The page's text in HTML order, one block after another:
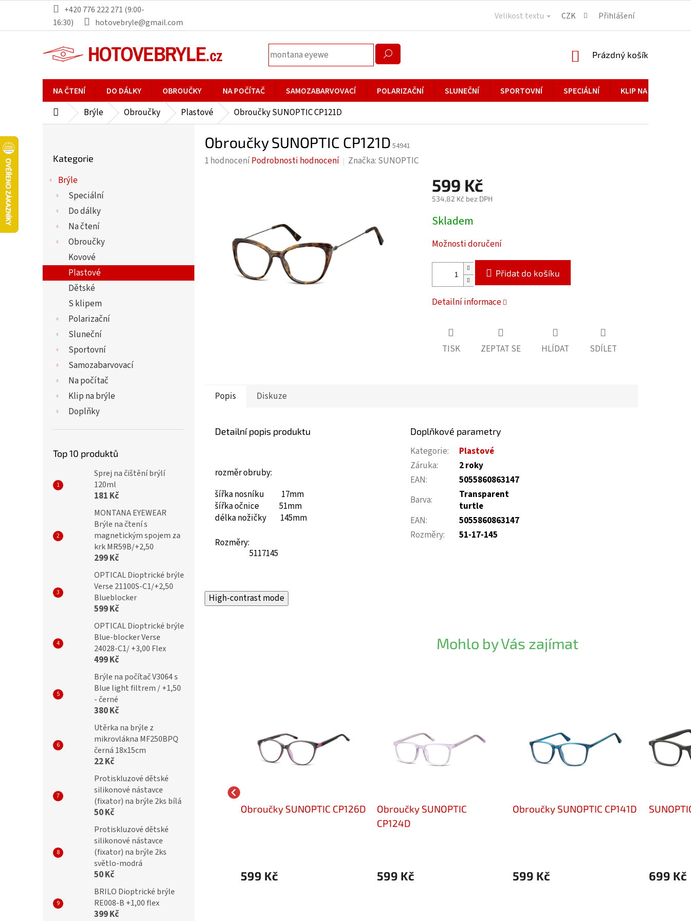
obsah
+420 776 222 271 (9:00-
16:30)
hotovebryle@gmail.com
Velikost textu CZK Přihlášení
NÁKUPNÍ
Prázdný košík
NA ČTENÍ DO DÁLKY OBROUČKY NA POČÍTAČ SAMOZABARVOVACÍ POLARIZAČNÍ SLUNEČNÍ SPORTOVNÍ SPECIÁLNÍ KLIP NA BRÝLE
DomůBrýle Obroučky Plastové Obroučky SUNOPTIC CP121D
e
kategorie
Kategorie
Brýle
Speciální
Do dálky
Na čtení
Obroučky
Kovové
Plastové
Dětské
S klipem
Polarizační
Sluneční
Sportovní
Samozabarvovací
Na počítač
Klip na brýle
Doplňky
Top 10 produktů
Sprej na čištění brýlí
120ml
181 Kč
MONTANA EYEWEAR
Brýle na čtení s
magnetickým spojem za
krk MR59B/+2,50
299 Kč
OPTICAL Dioptrické brýle
Verse 21100S-C1/+2,50
Blueblocker
599 Kč
OPTICAL Dioptrické brýle
Blue-blocker Verse
24028-C1/ +3,00 Flex
499 Kč
Brýle na počítač V3064 s
Blue light filtrem / +1,50
- černé
380 Kč
Utěrka na brýle z
mikrovlákna MF250BPQ
černá 18x15cm
22 Kč
Protiskluzové dětské
silikonové nástavce
(fixator) na brýle 2ks bílá
50 Kč
Protiskluzové dětské
silikonové nástavce
(fixator) na brýle 2ks
světlo-modrá
50 Kč
BRILO Dioptrické brýle
RE008-B +1,00 flex
399 Kč
Obroučky SUNOPTIC CP121D 54941
Průměrné
hvězdiček.
1 hodnoceníPodrobnosti hodnocení Značka: SUNOPTIC
599 Kč
534,82 Kč bez DPH
Měrná
cena:
Skladem
Možnosti doručení
Přidat do košíku
Detailní informace
TISK ZEPTAT SE HLÍDAT SDÍLET
Popis Diskuze
Detailní popis produktu
rozměr obruby:
šířka nosníku 17mm
šířka očnice 51mm
délka nožičky 145mm
Rozměry:
5117145
Doplňkové parametry
Kategorie:
Plastové
Záruka:
2 roky
EAN:
5055860863147
Barva:
Transparent
turtle
EAN:
5055860863147
Rozměry: 51-17-145
High-contrast mode
Mohlo by Vás zajímat
SUNOPTIC Obroučky AC8
699 Kč
Obroučky SUNOPTIC CP126D
599 Kč
Obroučky SUNOPTIC
CP124D
599 Kč
Obroučky SUNOPTIC CP141D
599 Kč 699 Kč